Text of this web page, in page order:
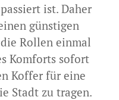
ist. Daher
günstigen
Rollen einmal
Komforts sofort
Koffer für eine
Stadt zu tragen.